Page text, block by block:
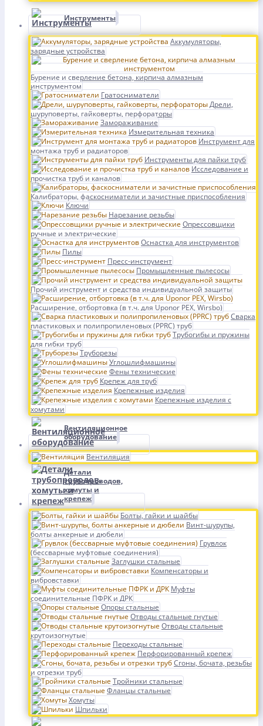
Инструменты
Аккумуляторы,
зарядные устройства
Бурение и сверление бетона, кирпича алмазным
инструментом
Гратосниматели
Дрели,
шуруповерты, гайковерты, перфораторы
Замораживание
Измерительная техника
Инструмент для
монтажа труб и радиаторов
Инструменты для пайки труб
Исследование и
прочистка труб и каналов
Калибраторы, фаскосниматели и зачистные приспособления
Ключи
Нарезание резьбы
Опрессовщики
ручные и электрические
Оснастка для инструментов
Пилы
Пресс-инструмент
Промышленные пылесосы
Прочий инструмент и средства индивидуальной защиты
Расширение, отбортовка (в т.ч. для Uponor PEX, Wirsbo)
Сварка
пластиковых и полипропиленовых (PPRC) труб
Трубогибы и пружины
для гибки труб
Труборезы
Углошлифмашины
Фены технические
Крепеж для труб
Крепежные изделия
Крепежные изделия с
хомутами
Вентиляционное
оборудование
Вентиляция
Детали
трубопроводов,
хомуты и
крепеж
Болты, гайки и шайбы
Винт-шурупы,
болты анкерные и дюбели
Грувлок
(бессварные муфтовые соединения)
Заглушки стальные
Компенсаторы и
вибровставки
Муфты
соединительные ПФРК и ДРК
Опоры стальные
Отводы стальные гнутые
Отводы стальные
крутоизогнутые
Переходы стальные
Перфорированный крепеж
Сгоны, бочата, резьбы
и отрезки труб
Тройники стальные
Фланцы стальные
Хомуты
Шпильки